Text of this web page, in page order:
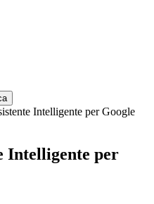
Intelligente per Google
Intelligente per